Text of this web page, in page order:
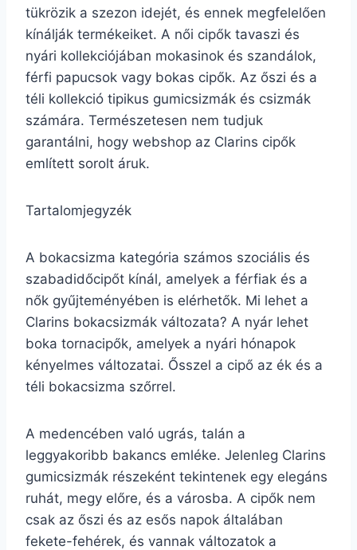
tükrözik a szezon idejét, és ennek megfelelően
kínálják termékeiket. A női cipők tavaszi és
nyári kollekciójában mokasinok és szandálok,
férfi papucsok vagy bokas cipők. Az őszi és a
téli kollekció tipikus gumicsizmák és csizmák
számára. Természetesen nem tudjuk
garantálni, hogy webshop az Clarins cipők
említett sorolt áruk.
Tartalomjegyzék
A bokacsizma kategória számos szociális és
szabadidőcipőt kínál, amelyek a férfiak és a
nők gyűjteményében is elérhetők. Mi lehet a
Clarins bokacsizmák változata? A nyár lehet
boka tornacipők, amelyek a nyári hónapok
kényelmes változatai. Ősszel a cipő az ék és a
téli bokacsizma szőrrel.
A medencében való ugrás, talán a
leggyakoribb bakancs emléke. Jelenleg Clarins
gumicsizmák részeként tekintenek egy elegáns
ruhát, megy előre, és a városba. A cipők nem
csak az őszi és az esős napok általában
fekete-fehérek, és vannak változatok a